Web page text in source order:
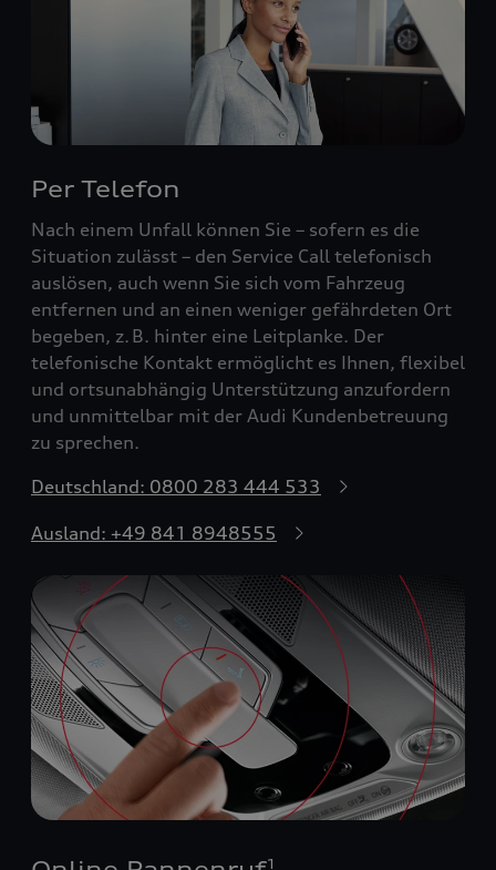
Per Telefon
Nach einem Unfall können Sie – sofern es die
Situation zulässt – den Service Call telefonisch
auslösen, auch wenn Sie sich vom Fahrzeug
entfernen und an einen weniger gefährdeten Ort
begeben, z. B. hinter eine Leitplanke. Der
telefonische Kontakt ermöglicht es Ihnen, flexibel
und ortsunabhängig Unterstützung anzufordern
und unmittelbar mit der Audi Kundenbetreuung
zu sprechen.
Deutschland: 0800 283 444 533
Ausland: +49 841 8948555
1